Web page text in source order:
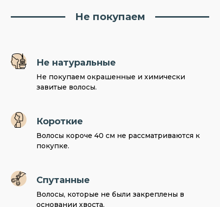
Не покупаем
Не натуральные
Не покупаем окрашенные и химически
завитые волосы.
Короткие
Волосы короче 40 см не рассматриваются к
покупке.
Спутанные
Волосы, которые не были закреплены в
основании хвоста.